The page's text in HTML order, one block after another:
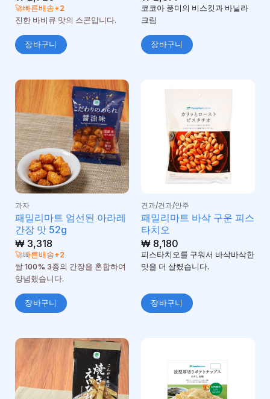
🚀빠른배송+2
진한 바비큐 맛의 스콘입니다.
장바구니
코코아 풍미의 비스킷과 바닐라
크림
장바구니
과자
패밀리마트 엄선된 아라레
간장 맛 52g
₩3,318
🚀빠른배송+2
쌀 100% 3종의 간장을 혼합하여
양념했습니다.
장바구니
견과/건과/안주
패밀리마트 바삭 구운 피스
타치오
₩8,180
피스타치오를 구워서 바삭바삭한
맛을 더 살렸습니다.
장바구니